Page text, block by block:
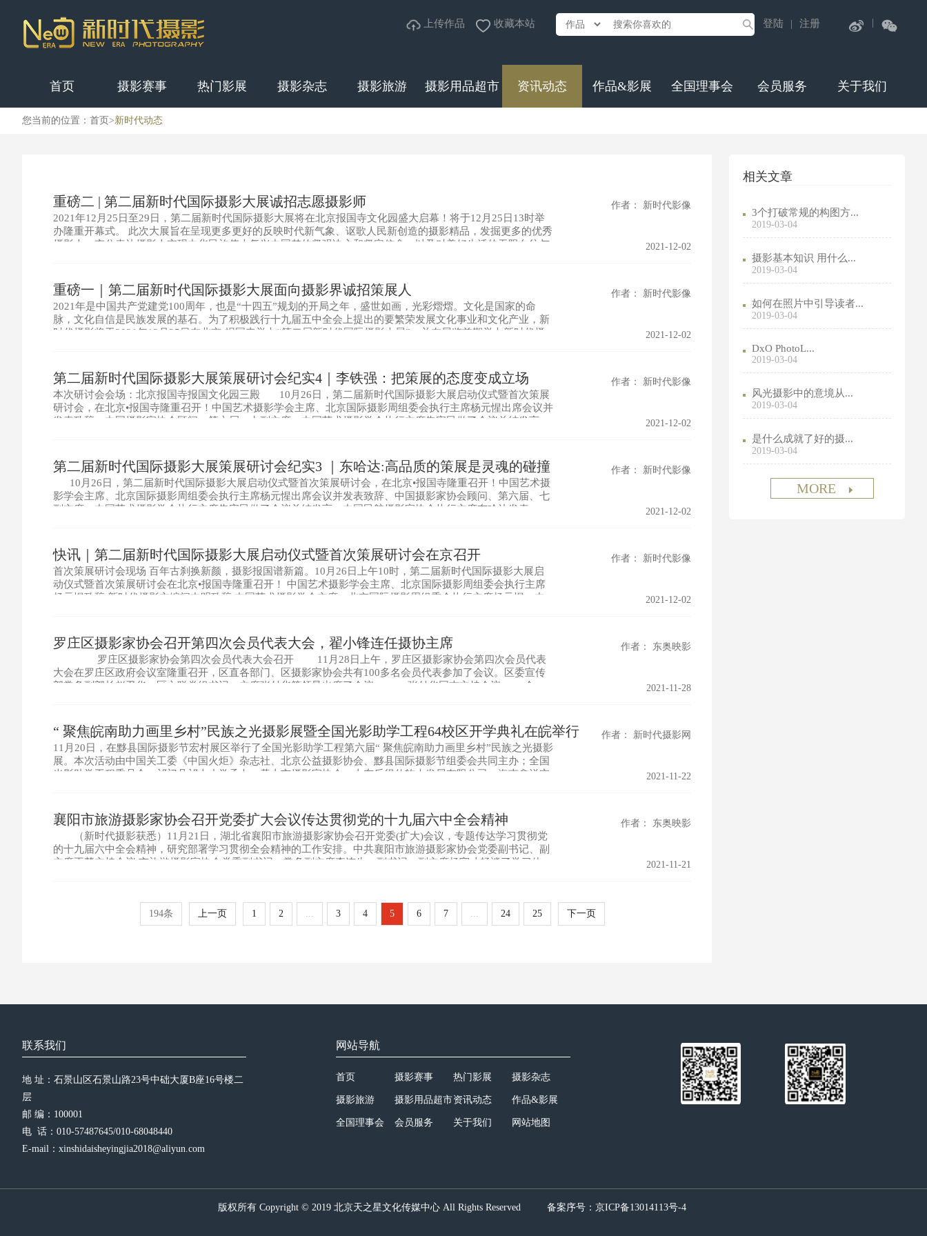
上传作品 收藏本站 登陆 注册
首页 摄影赛事 热门影展 摄影杂志 摄影旅游 摄影用品超市 资讯动态 作品&影展 全国理事会 会员服务 关于我们
您当前的位置： 首页 >新时代动态
重磅二 | 第二届新时代国际摄影大展诚招志愿摄影师 作者： 新时代影像
2021年12月25日至29日，第二届新时代国际摄影大展将在北京报国寺文化园盛大启幕！将于12月25日13时举
办隆重开幕式。 此次大展旨在呈现更多更好的反映时代新气象、讴歌人民新创造的摄影精品，发掘更多的优秀
摄影人，充分表达摄影人实现中华民族伟大复兴中国梦的坚强决心和坚定信念，以及对美好生活的无限向往与
2021-12-02
重磅一｜第二届新时代国际摄影大展面向摄影界诚招策展人 作者： 新时代影像
2021年是中国共产党建党100周年，也是“十四五”规划的开局之年，盛世如画，光彩熠熠。文化是国家的命
脉，文化自信是民族发展的基石。为了积极践行十九届五中全会上提出的要繁荣发展文化事业和文化产业，新
时代摄影将于2021年12月25日在北京•报国寺举办“第二届新时代国际摄影大展”，并在展览前期举办新时代摄
2021-12-02
第二届新时代国际摄影大展策展研讨会纪实4｜李铁强：把策展的态度变成立场 作者： 新时代影像
本次研讨会会场：北京报国寺报国文化园三殿 10月26日，第二届新时代国际摄影大展启动仪式暨首次策展
研讨会，在北京•报国寺隆重召开！中国艺术摄影学会主席、北京国际摄影周组委会执行主席杨元惺出席会议并
发表致辞、中国摄影家协会顾问、第六届、七副主席，中国艺术摄影学会执行主席朱宪民做了会议总结发言。
2021-12-02
第二届新时代国际摄影大展策展研讨会纪实3 ｜东哈达:高品质的策展是灵魂的碰撞 作者： 新时代影像
10月26日，第二届新时代国际摄影大展启动仪式暨首次策展研讨会，在北京•报国寺隆重召开！中国艺术摄
影学会主席、北京国际摄影周组委会执行主席杨元惺出席会议并发表致辞、中国摄影家协会顾问、第六届、七
副主席，中国艺术摄影学会执行主席朱宪民做了会议总结发言。中国民航摄影家协会执行主席东哈达发表
2021-12-02
快讯｜第二届新时代国际摄影大展启动仪式暨首次策展研讨会在京召开 作者： 新时代影像
首次策展研讨会现场 百年古刹换新颜，摄影报国谱新篇。10月26日上午10时，第二届新时代国际摄影大展启
动仪式暨首次策展研讨会在北京•报国寺隆重召开！ 中国艺术摄影学会主席、北京国际摄影周组委会执行主席
杨元惺致辞 新时代摄影主编闪中明致辞 中国艺术摄影学会主席、北京国际摄影周组委会执行主席杨元惺，中
2021-12-02
罗庄区摄影家协会召开第四次会员代表大会，翟小锋连任摄协主席 作者： 东奥映影
罗庄区摄影家协会第四次会员代表大会召开 11月28日上午，罗庄区摄影家协会第四次会员代表
大会在罗庄区政府会议室隆重召开，区直各部门、区摄影家协会共有100多名会员代表参加了会议。区委宣传
部常务副部长赵卫华、区文联党组书记、主席张付华等领导出席了会议。 张付华同志主持会议 会
2021-11-28
“ 聚焦皖南助力画里乡村”民族之光摄影展暨全国光影助学工程64校区开学典礼在皖举行 作者： 新时代摄影网
11月20日，在黟县国际摄影节宏村展区举行了全国光影助学工程第六届“ 聚焦皖南助力画里乡村”民族之光摄影
展。本次活动由中国关工委《中国火炬》杂志社、北京公益摄影协会、黟县国际摄影节组委会共同主办；全国
光影助学工程委员会、祁门县祁山小学承办；黄山市摄影家协会、山东乐得仕软木发展有限公司、海南鑫洋实
2021-11-22
襄阳市旅游摄影家协会召开党委扩大会议传达贯彻党的十九届六中全会精神 作者： 东奥映影
（新时代摄影获悉）11月21日，湖北省襄阳市旅游摄影家协会召开党委(扩大)会议，专题传达学习贯彻党
的十九届六中全会精神，研究部署学习贯彻全会精神的工作安排。中共襄阳市旅游摄影家协会党委副书记、副
主席王慧主持会议;市旅游摄影家协会党委副书记、常务副主席李连生、副书记、副主席杨守才畅谈了学习体
2021-11-21
194条 上一页 1 2 ... 3 4 5 6 7 ... 24 25 下一页
相关文章
3个打破常规的构图方...
2019-03-04
摄影基本知识 用什么...
2019-03-04
如何在照片中引导读者...
2019-03-04
DxO PhotoL...
2019-03-04
风光摄影中的意境从...
2019-03-04
是什么成就了好的摄...
2019-03-04
MORE
联系我们
地 址：石景山区石景山路23号中础大厦B座16号楼二
层
邮 编：100001
电  话：010-57487645/010-68048440
E-mail：xinshidaisheyingjia2018@aliyun.com
网站导航
首页 摄影赛事 热门影展 摄影杂志
摄影旅游 摄影用品超市资讯动态 作品&影展
全国理事会 会员服务 关于我们 网站地图
版权所有 Copyright © 2019 北京天之星文化传媒中心 All Rights Reserved 备案序号： 京ICP备13014113号-4